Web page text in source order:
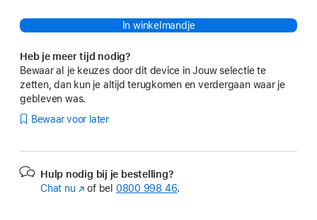
In winkelmandje
Heb je meer tijd nodig?
Bewaar al je keuzes door dit device in Jouw selectie te
zetten, dan kun je altijd terugkomen en verdergaan waar je
gebleven was.
Bewaar voor later
Hulp nodig bij je bestelling?
Chat nu (Wordt
of bel 0800 998 46.